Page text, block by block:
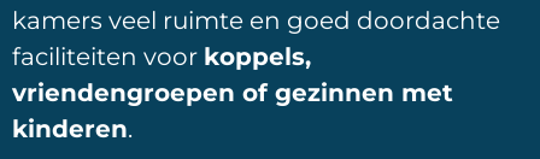
kamers veel ruimte en goed doordachte
faciliteiten voor koppels,
vriendengroepen of gezinnen met
kinderen.